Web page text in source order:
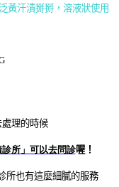
黃汗漬掰掰，溶液狀使用
理的時候
所」可以去問診喔！
所也有這麼細膩的服務